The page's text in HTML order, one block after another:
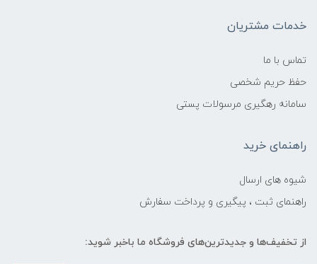
خدمات مشتریان
تماس با ما
حفظ حریم شخصی
سامانه رهگیری مرسولات پستی
راهنمای خرید
شیوه های ارسال
راهنمای ثبت ، پیگیری و پرداخت سفارش
از تخفیف‌ها و جدیدترین‌های فروشگاه ما باخبر شوید: